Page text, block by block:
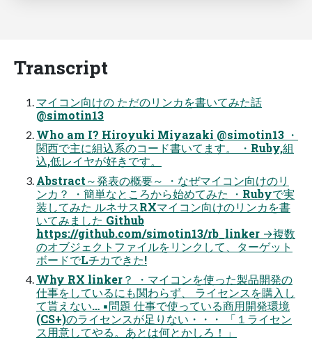
Transcript
マイコン向けの ただのリンカを書いてみた話
@simotin13
Who am I? Hiroyuki Miyazaki @simotin13 ・
関西で主に組込系のコード書いてます。 ・Ruby,組
込,低レイヤが好きです。
Abstract～発表の概要～ ・なぜマイコン向けのリ
ンカ？ ・簡単なところから始めてみた ・Rubyで実
装してみた ルネサスRXマイコン向けのリンカを書
いてみました Github
https://github.com/simotin13/rb_linker →複数
のオブジェクトファイルをリンクして、ターゲット
ボードでLチカできた!
Why RX linker？ ・マイコンを使った製品開発の
仕事をしているにも関わらず、 ライセンスを購入し
て貰えない… ▪問題 仕事で使っている商用開発環境
(CS+)のライセンスが足りない・・・ 「１ライセン
ス用意してやる。あとは何とかしろ！」